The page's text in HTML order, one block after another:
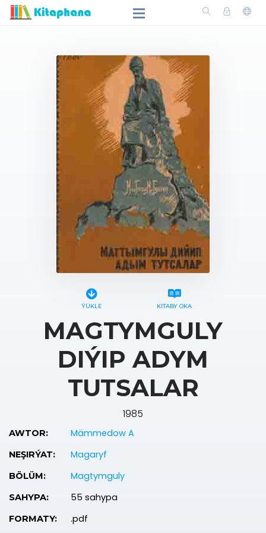
ÝÜKLE KITABY OKA
MAGTYMGULY
DIÝIP ADYM
TUTSALAR
1985
AWTOR: Mämmedow A
NEŞIRÝAT: Magaryf
BÖLÜM: Magtymguly
SAHYPA: 55 sahypa
FORMATY: .pdf